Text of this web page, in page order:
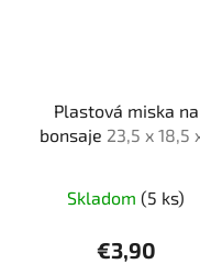
Plastová miska na
bonsaje 23,5 x 18,5
Skladom (5 ks)
€3,90